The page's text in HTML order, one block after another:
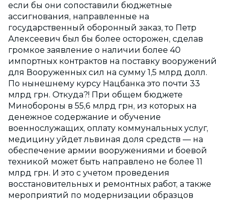
если бы они сопоставили бюджетные
ассигнования, направленные на
государственный оборонный заказ, то Петр
Алексеевич был бы более осторожен, сделав
громкое заявление о наличии более 40
импортных контрактов на поставку вооружений
для Вооруженных сил на сумму 1,5 млрд долл.
По нынешнему курсу Нацбанка это почти 33
млрд грн. Откуда?! При общем бюджете
Минобороны в 55,6 млрд грн, из которых на
денежное содержание и обучение
военнослужащих, оплату коммунальных услуг,
медицину уйдет львиная доля средств — на
обеспечение армии вооружениями и боевой
техникой может быть направлено не более 11
млрд грн. И это с учетом проведения
восстановительных и ремонтных работ, а также
мероприятий по модернизации образцов